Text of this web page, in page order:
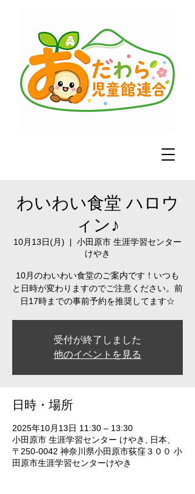
わいわい食堂 ハロウ
ィン♪
10月13日(月)
  |
小田原市 生涯学習センター
けやき
10月のわいわい食堂のご案内です！いつも
と日時が変わりますのでご注意ください。前
日17時までの事前予約を推奨してます☆
受付が終了しました
他のイベントを見る
日時・場所
2025年10月13日 11:30 – 13:30
小田原市 生涯学習センター けやき, 日本、
〒250-0042 神奈川県小田原市荻窪３００ 小
田原市生涯学習センターけやき